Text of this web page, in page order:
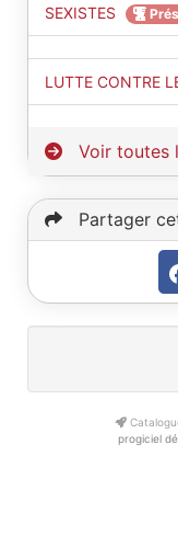
SEXISTES
LUTTE CONTRE
Voir toutes
Partager
progiciel